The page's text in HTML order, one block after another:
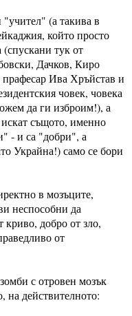
"учител" (а такива в
който просто
тук от
Дачков, Киро
Ива Хръйстав и
човек, човека
да ги изброим!), а
същото, именно
- и са "добри", а
Украйна!) само се бори
в мозъците,
неспособни да
криво, добро от зло,
от
с отровен мозък
на действителното: